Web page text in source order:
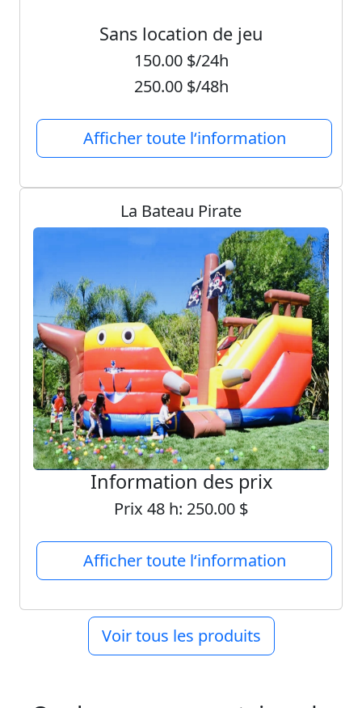
Sans location de jeu
150.00$/24h
250.00$/48h
Afficher toute l‘information
La Bateau Pirate
Information des prix
Prix 48 h: 250.00 $
Afficher toute l‘information
Voir tous les produits